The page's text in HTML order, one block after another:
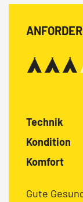
Technik
Kondition
Komfort
Gute